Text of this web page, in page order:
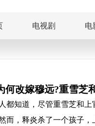
电视剧 电
何改嫁穆远?重雪芝
都知道，尽管重雪芝和
而，释炎杀了一个孩子